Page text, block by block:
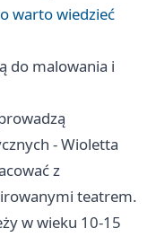
warto wiedzieć
do malowania i
- Wioletta
z
teatrem.
w wieku 10-15